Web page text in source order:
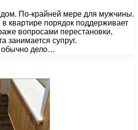
дом. По-крайней мере для мужчины.
в квартире порядок поддерживает
вопросами перестановки,
занимается супруг.
обычно дело…